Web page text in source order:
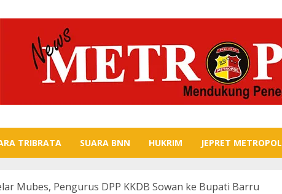
TRIBRATA SUARA BNN HUKRIM JEPRET METROPOL
Mubes, Pengurus DPP KKDB Sowan ke Bupati Barru